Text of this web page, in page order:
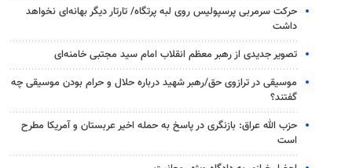
حرکت سرمربی پرسپولیس روی لبه پرتگاه/ تارتار دیگر بهانه‌ای نخواهد
داشت
تصویر جدیدی از رهبر معظم انقلاب امام سید مجتبی خامنه‌ای
موسیقی در ترازوی حق/رهبر شهید درباره حلال و حرام بودن موسیقی چه
گفتند؟
حزب الله عراق: بازنگری در پاسخ به حمله اخیر عربستان و آمریکا مطرح
است